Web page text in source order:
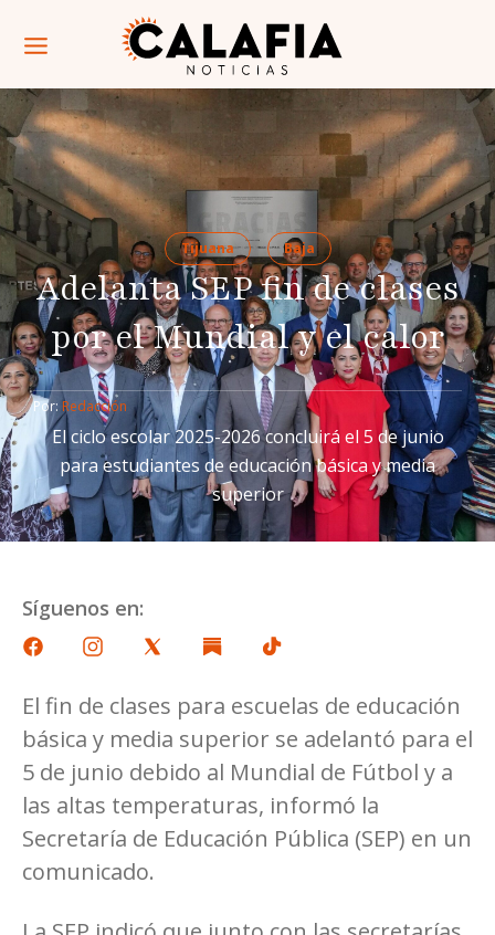
Tijuana Baja
Adelanta SEP fin de clases
por el Mundial y el calor
Por: Redacción
El ciclo escolar 2025-2026 concluirá el 5 de junio
para estudiantes de educación básica y media
superior
Síguenos en:
El fin de clases para escuelas de educación
básica y media superior se adelantó para el
5 de junio debido al Mundial de Fútbol y a
las altas temperaturas, informó la
Secretaría de Educación Pública (SEP) en un
comunicado.